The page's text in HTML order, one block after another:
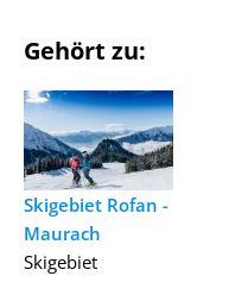
Gehört zu:
Skigebiet Rofan -
Maurach
Skigebiet